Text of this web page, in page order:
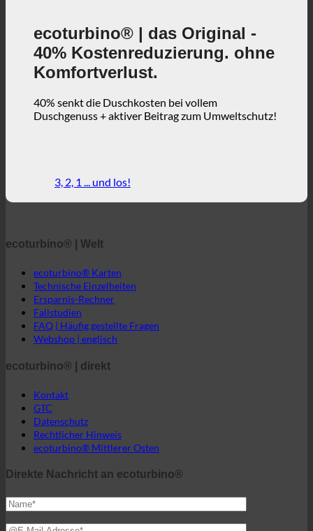
ecoturbino® | das Original -
40% Kostenreduzierung. ohne
Komfortverlust.
40% senkt die Duschkosten bei vollem
3, 2, 1 ... und los!
ecoturbino® | Welt
ecoturbino® Karten
Technische Einzelheiten
Ersparnis-Rechner
Fallstudien
Webshop | englisch
ecoturbino® | direkt
Kontakt
GTC
Datenschutz
ecoturbino® Mittlerer Osten
Direkte Nachricht an ecoturbino®